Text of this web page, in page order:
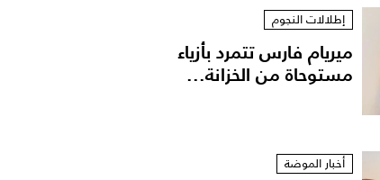
إطلالات النجوم
ميريام فارس تتمرد بأزياء
مستوحاة من الخزانة...
أخبار الموضة